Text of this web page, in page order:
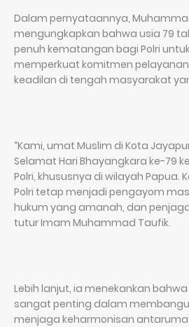
Dalam pernyataannya,
mengungkapkan bahwa usia 79
penuh kematangan bagi Polri
memperkuat komitmen
keadilan di tengah masyarakat
“Kami, umat Muslim di Kota
Selamat Hari Bhayangkara ke-79
Polri, khususnya di wilayah Papua.
Polri tetap menjadi pengayom
hukum yang amanah, dan
tutur Imam Muhammad Taufik.
Lebih lanjut, ia menekankan
sangat penting dalam
menjaga keharmonisan